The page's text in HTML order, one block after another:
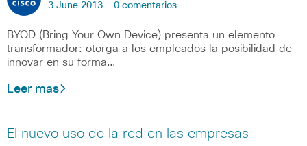
3 June 2013 - 0 comentarios
BYOD (Bring Your Own Device) presenta un elemento
transformador: otorga a los empleados la posibilidad de
innovar en su forma…
Leer mas
El nuevo uso de la red en las empresas